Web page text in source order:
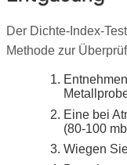
Der Dichte-Index-
Methode zur
Eine bei
(80-100
Wiegen